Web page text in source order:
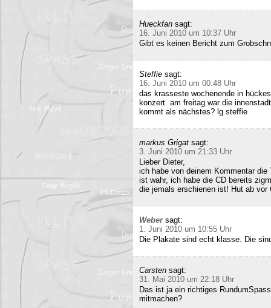
Hueckfan sagt:
16. Juni 2010 um 10:37 Uhr
Gibt es keinen Bericht zum
Steffie sagt:
16. Juni 2010 um 00:48 Uhr
das krasseste wochenende in
konzert. am freitag war die
kommt als nächstes? lg steffie
markus Grigat sagt:
3. Juni 2010 um 21:33 Uhr
Lieber Dieter,
ich habe von deinem Kommentar
ist wahr, ich habe die CD bereits
die jemals erschienen ist! Hut ab vor
Weber sagt:
1. Juni 2010 um 10:55 Uhr
Die Plakate sind echt klasse. Die
Carsten sagt:
31. Mai 2010 um 22:18 Uhr
Das ist ja ein richtiges
mitmachen?